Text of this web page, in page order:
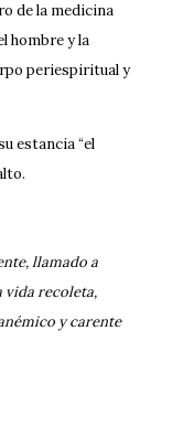
de la medicina
hombre y la
periespiritual y
estancia “el
llamado a
vida recoleta,
y carente